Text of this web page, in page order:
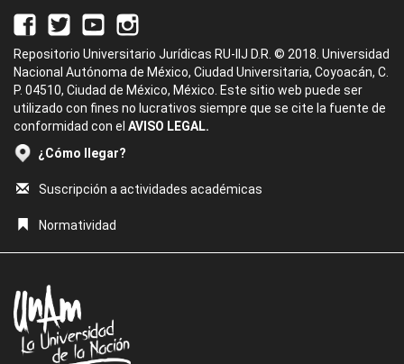
Repositorio Universitario Jurídicas RU-IIJ D.R. © 2018. Universidad
Nacional Autónoma de México, Ciudad Universitaria, Coyoacán, C.
P. 04510, Ciudad de México, México. Este sitio web puede ser
utilizado con fines no lucrativos siempre que se cite la fuente de
conformidad con el AVISO LEGAL.
¿Cómo llegar?
Suscripción a actividades académicas
Normatividad